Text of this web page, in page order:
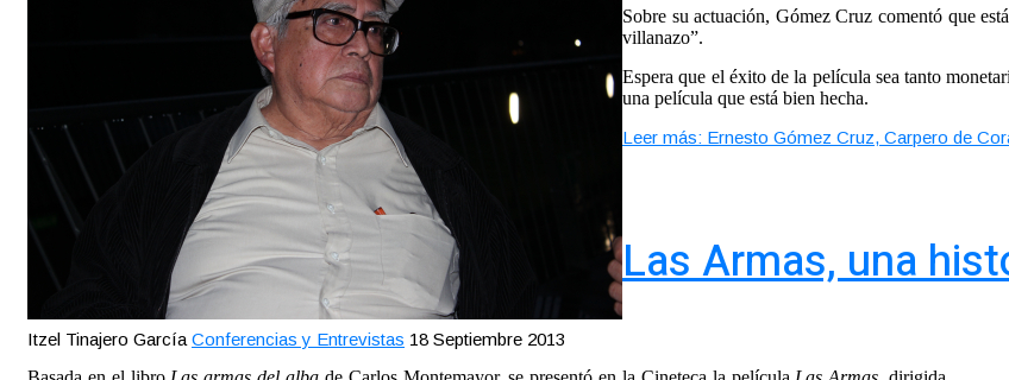
Sobre su actuación, Gómez Cruz comentó que
villanazo”.
Espera que el éxito de la película sea tanto
una película que está bien hecha.
Leer más: Ernesto Gómez Cruz, Carpero de
Las Armas, una
Itzel Tinajero García Conferencias y Entrevistas 18 Septiembre 2013